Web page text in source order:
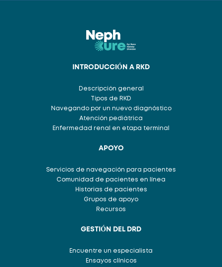
INTRODUCCIÓN A RKD
Descripción general
Tipos de RKD
Navegando por un nuevo diagnóstico
Atención pediátrica
Enfermedad renal en etapa terminal
APOYO
Servicios de navegación para pacientes
Comunidad de pacientes en línea
Historias de pacientes
Grupos de apoyo
Recursos
GESTIÓN DEL DRD
Encuentre un especialista
Ensayos clínicos